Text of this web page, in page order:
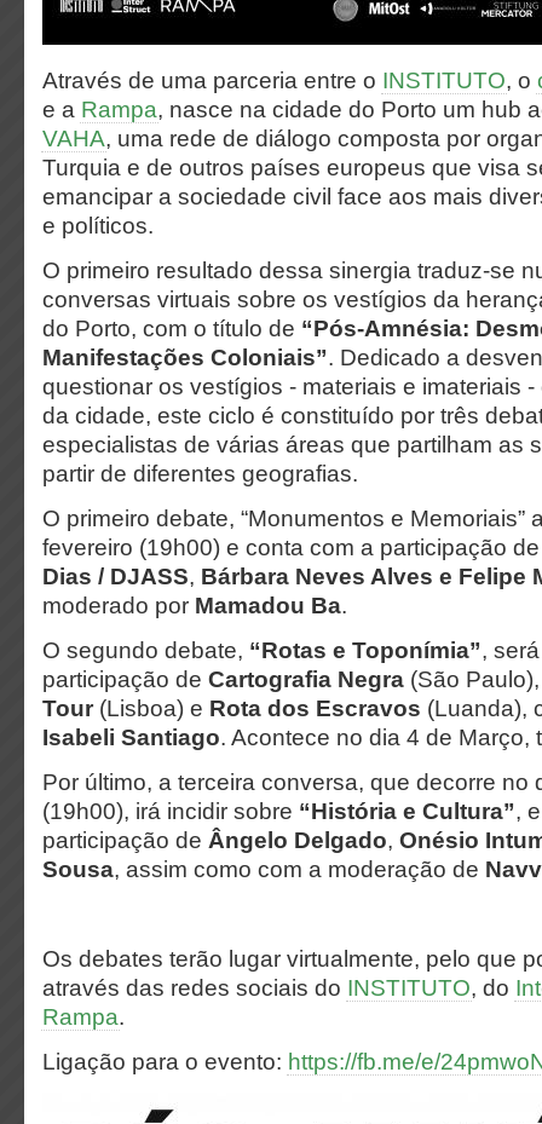
Através de uma parceria entre o INSTITUTO, o
e a Rampa, nasce na cidade do Porto um hub
VAHA, uma rede de diálogo composta por
Turquia e de outros países europeus que visa
emancipar a sociedade civil face aos mais
e políticos.
O primeiro resultado dessa sinergia traduz-se
conversas virtuais sobre os vestígios da
do Porto, com o título de “Pós-Amnésia:
Manifestações Coloniais”. Dedicado a
questionar os vestígios - materiais e imateriais
da cidade, este ciclo é constituído por três
especialistas de várias áreas que partilham as
partir de diferentes geografias.
O primeiro debate, “Monumentos e Memoriais”
fevereiro (19h00) e conta com a participação
Dias / DJASS, Bárbara Neves Alves e Felipe
moderado por Mamadou Ba.
O segundo debate, “Rotas e Toponímia”,
participação de Cartografia Negra (São
Tour (Lisboa) e Rota dos Escravos (Luanda),
Isabeli Santiago. Acontece no dia 4 de Março,
Por último, a terceira conversa, que decorre no
(19h00), irá incidir sobre “História e Cultura”,
participação de Ângelo Delgado, Onésio
Sousa, assim como com a moderação de
Os debates terão lugar virtualmente, pelo que
através das redes sociais do INSTITUTO, do
Rampa.
Ligação para o evento: https://fb.me/e/